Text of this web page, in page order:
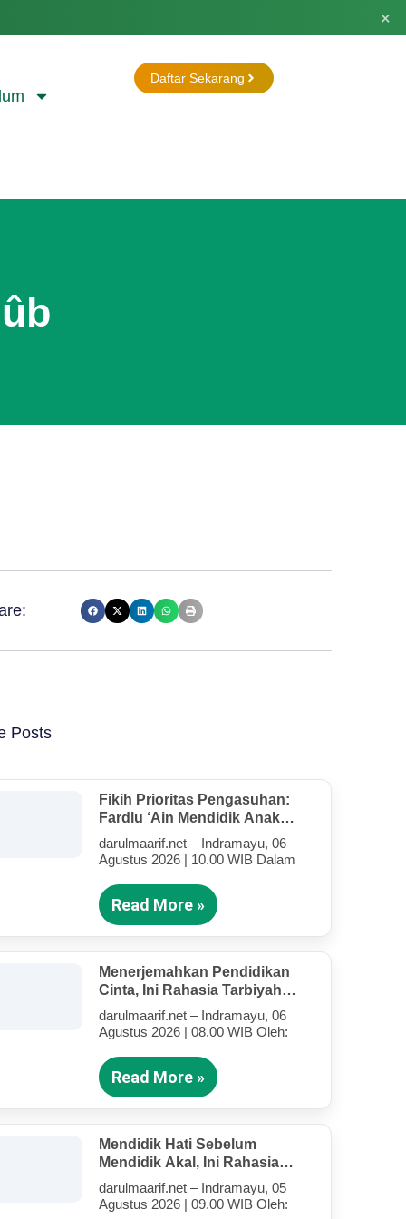
×
Daftar Sekarang
Posts
Fikih Prioritas Pengasuhan:
Fardlu ‘Ain Mendidik Anak
Kandung Di Tengah Kesibukan
Mengajar
darulmaarif.net – Indramayu, 06
Agustus 2026 | 10.00 WIB Dalam
Read More »
Menerjemahkan Pendidikan
Cinta, Ini Rahasia Tarbiyah
Rosululloh SAW Bagi Anak-
Anak Yang Terluka (Bagian IV)
darulmaarif.net – Indramayu, 06
Agustus 2026 | 08.00 WIB Oleh:
Read More »
Mendidik Hati Sebelum
Mendidik Akal, Ini Rahasia
Tarbiyah Rosululloh SAW Bagi
Anak-Anak Yang Terluka
darulmaarif.net – Indramayu, 05
Agustus 2026 | 09.00 WIB Oleh: